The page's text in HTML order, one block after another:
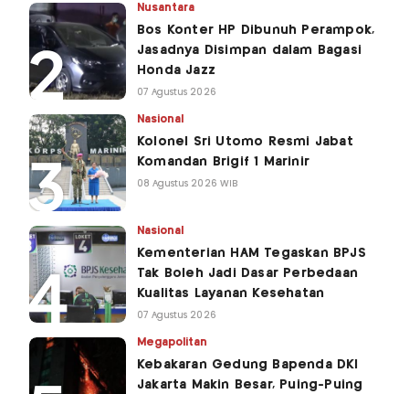
Nusantara
Bos Konter HP Dibunuh Perampok,
Jasadnya Disimpan dalam Bagasi
Honda Jazz
07 Agustus 2026
Nasional
Kolonel Sri Utomo Resmi Jabat
Komandan Brigif 1 Marinir
08 Agustus 2026 WIB
Nasional
Kementerian HAM Tegaskan BPJS
Tak Boleh Jadi Dasar Perbedaan
Kualitas Layanan Kesehatan
07 Agustus 2026
Megapolitan
Kebakaran Gedung Bapenda DKI
Jakarta Makin Besar, Puing-Puing